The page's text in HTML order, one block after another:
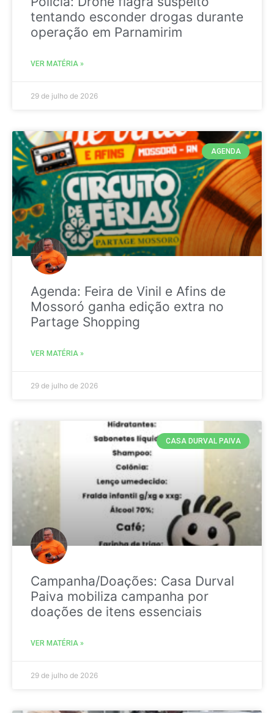
tentando esconder drogas durante
operação em Parnamirim
VER MATÉRIA »
29 de julho de 2026
AGENDA
Agenda: Feira de Vinil e Afins de
Mossoró ganha edição extra no
Partage Shopping
VER MATÉRIA »
29 de julho de 2026
CASA DURVAL PAIVA
Campanha/Doações: Casa Durval
Paiva mobiliza campanha por
doações de itens essenciais
VER MATÉRIA »
29 de julho de 2026